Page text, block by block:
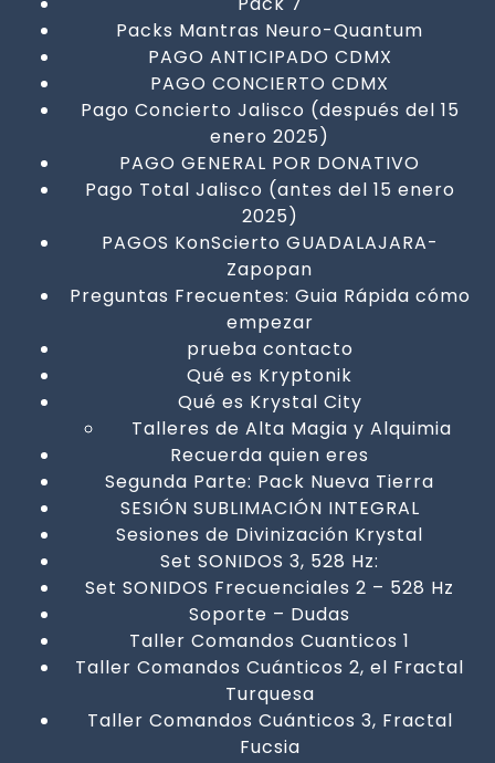
Packs Mantras Neuro-Quantum
PAGO ANTICIPADO CDMX
PAGO CONCIERTO CDMX
Pago Concierto Jalisco (después del 15
enero 2025)
PAGO GENERAL POR DONATIVO
Pago Total Jalisco (antes del 15 enero
2025)
PAGOS KonScierto GUADALAJARA-
Zapopan
Preguntas Frecuentes: Guia Rápida cómo
empezar
prueba contacto
Qué es Kryptonik
Qué es Krystal City
Talleres de Alta Magia y Alquimia
Recuerda quien eres
Segunda Parte: Pack Nueva Tierra
SESIÓN SUBLIMACIÓN INTEGRAL
Sesiones de Divinización Krystal
Set SONIDOS 3, 528 Hz:
Set SONIDOS Frecuenciales 2 – 528 Hz
Soporte – Dudas
Taller Comandos Cuanticos 1
Taller Comandos Cuánticos 2, el Fractal
Turquesa
Taller Comandos Cuánticos 3, Fractal
Fucsia